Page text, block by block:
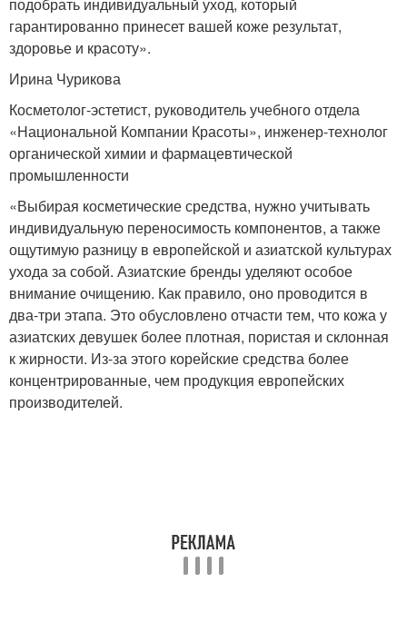
гарантированно принесет вашей коже результат,
здоровье и красоту».
Ирина Чурикова
Косметолог-эстетист, руководитель учебного отдела
«Национальной Компании Красоты», инженер-технолог
органической химии и фармацевтической
промышленности
«Выбирая косметические средства, нужно учитывать
индивидуальную переносимость компонентов, а также
ощутимую разницу в европейской и азиатской культурах
ухода за собой. Азиатские бренды уделяют особое
внимание очищению. Как правило, оно проводится в
два-три этапа. Это обусловлено отчасти тем, что кожа у
азиатских девушек более плотная, пористая и склонная
к жирности. Из-за этого корейские средства более
концентрированные, чем продукция европейских
производителей.